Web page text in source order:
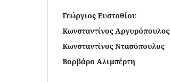
Γεώργιος Ευσταθίου
Κωνσταντίνος Αργυρόπουλος
Κωνσταντίνος Ντασόπουλος
Βαρβάρα Αλιμπέρτη